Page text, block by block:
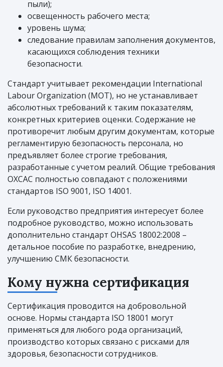
пыли);
освещенность рабочего места;
уровень шума;
следование правилам заполнения документов,
касающихся соблюдения техники
безопасности.
Стандарт учитывает рекомендации International
Labour Organization (МОТ), но не устанавливает
абсолютных требований к таким показателям,
конкретных критериев оценки. Содержание не
противоречит любым другим документам, которые
регламентирую безопасность персонала, но
предъявляет более строгие требования,
разработанные с учетом реалий. Общие требования
ОХСАС полностью совпадают с положениями
стандартов ISO 9001, ISO 14001.
Если руководство предприятия интересует более
подробное руководство, можно использовать
дополнительно стандарт OHSAS 18002:2008 –
детальное пособие по разработке, внедрению,
улучшению СМК безопасности.
Кому нужна сертификация
Сертификация проводится на добровольной
основе. Нормы стандарта ISO 18001 могут
применяться для любого рода организаций,
производство которых связано с рисками для
здоровья, безопасности сотрудников.